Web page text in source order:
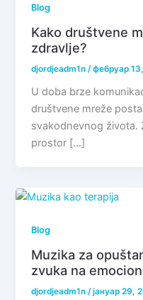
Blog
Kako društvene
zdravlje?
djordjeadm1n /фебруар
U doba brze
društvene mreže
svakodnevnog života.
prostor […]
Blog
Muzika za
zvuka na
djordjeadm1n/јануар 29,